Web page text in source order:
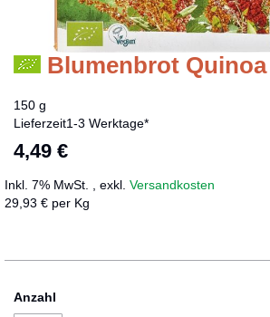
Blumenbrot Quinoa
150 g
Lieferzeit1-3 Werktage*
4,49 €
Inkl. 7% MwSt. exkl. Versandkosten
29,93 € per Kg
Anzahl
Zum
Bildergalerie